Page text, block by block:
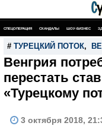
СПЕЦОПЕРАЦИЯ СКАНДАЛЫ ШОУ-БИЗНЕС
# ТУРЕЦКИЙ ПОТОК,
Венгрия
перестать
«Турецкому
3 октября 2018,